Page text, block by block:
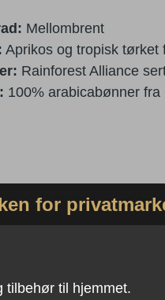
Mellombrent
Aprikos og tropisk tørket
Rainforest Alliance
100% arabicabønner fra
for
tilbehør til hjemmet.